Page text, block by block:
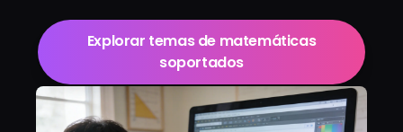
Explorar temas de matemáticas
soportados